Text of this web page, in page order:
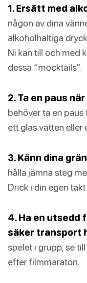
1. Ersätt med
någon av dina
alkoholhaltiga
Ni kan till och med
dessa “mocktails”.
2. Ta en paus
behöver ta en
ett glas vatten eller
3. Känn dina
hålla jämna steg
Drick i din egen
4. Ha en utsedd
säker transport
spelet i grupp, se
efter filmmaraton.